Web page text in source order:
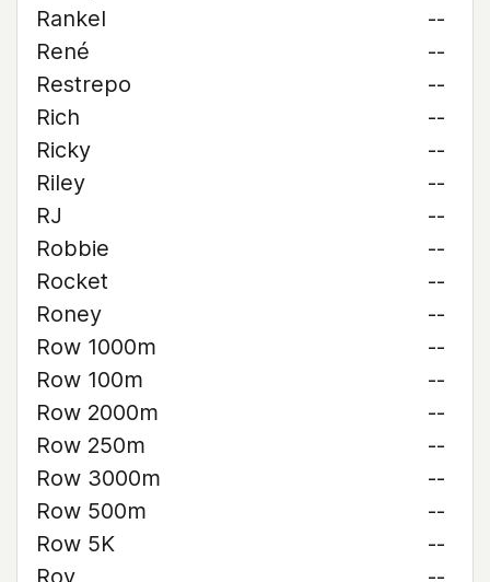
Rankel
--
René
--
Restrepo
--
Rich
--
Ricky
--
Riley
--
RJ
--
Robbie
--
Rocket
--
Roney
--
Row 1000m
--
Row 100m
--
Row 2000m
--
Row 250m
--
Row 3000m
--
Row 500m
--
Row 5K
--
Roy
--